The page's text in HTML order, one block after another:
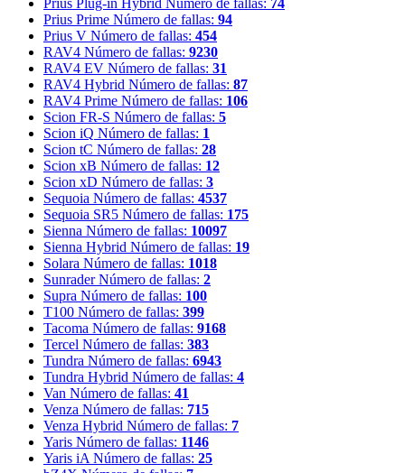
Prius Plug-in Hybrid Número de fallas: 74
Prius Prime Número de fallas: 94
Prius V Número de fallas: 454
RAV4 Número de fallas: 9230
RAV4 EV Número de fallas: 31
RAV4 Hybrid Número de fallas: 87
RAV4 Prime Número de fallas: 106
Scion FR-S Número de fallas: 5
Scion iQ Número de fallas: 1
Scion tC Número de fallas: 28
Scion xB Número de fallas: 12
Scion xD Número de fallas: 3
Sequoia Número de fallas: 4537
Sequoia SR5 Número de fallas: 175
Sienna Número de fallas: 10097
Sienna Hybrid Número de fallas: 19
Solara Número de fallas: 1018
Sunrader Número de fallas: 2
Supra Número de fallas: 100
T100 Número de fallas: 399
Tacoma Número de fallas: 9168
Tercel Número de fallas: 383
Tundra Número de fallas: 6943
Tundra Hybrid Número de fallas: 4
Van Número de fallas: 41
Venza Número de fallas: 715
Venza Hybrid Número de fallas: 7
Yaris Número de fallas: 1146
Yaris iA Número de fallas: 25